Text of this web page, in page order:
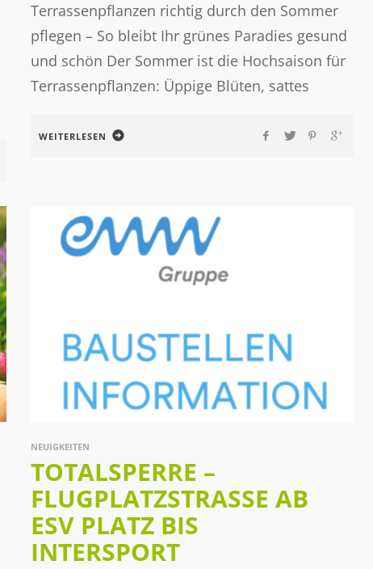
Terrassenpflanzen richtig durch den Sommer
pflegen – So bleibt Ihr grünes Paradies gesund
und schön Der Sommer ist die Hochsaison für
Terrassenpflanzen: Üppige Blüten, sattes
WEITERLESEN
NEUIGKEITEN
TOTALSPERRE –
FLUGPLATZSTRASSE AB E
SV PLATZ BIS I
NTERSPORT